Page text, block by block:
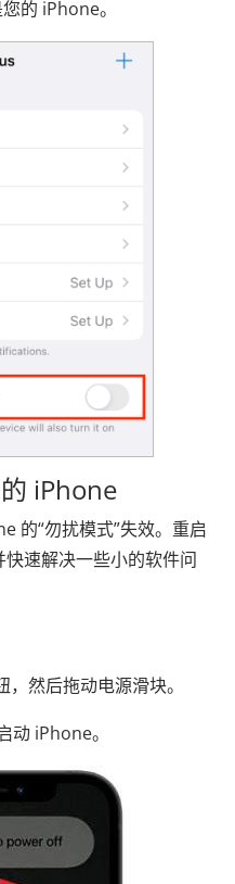
的 iPhone。
iPhone
的“勿扰模式”失效。重启
速解决一些小的软件问
，然后拖动电源滑块。
动 iPhone。